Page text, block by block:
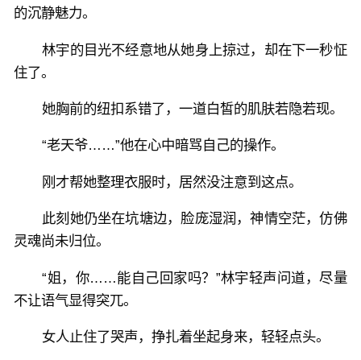
的沉静魅力。
林宇的目光不经意地从她身上掠过，却在下一秒怔
住了。
她胸前的纽扣系错了，一道白皙的肌肤若隐若现。
“老天爷……”他在心中暗骂自己的操作。
刚才帮她整理衣服时，居然没注意到这点。
此刻她仍坐在坑塘边，脸庞湿润，神情空茫，仿佛
灵魂尚未归位。
“姐，你……能自己回家吗？”林宇轻声问道，尽量
不让语气显得突兀。
女人止住了哭声，挣扎着坐起身来，轻轻点头。